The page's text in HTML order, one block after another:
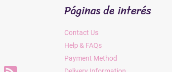
Páginas de interés
Contact Us
Help & FAQs
Payment Method